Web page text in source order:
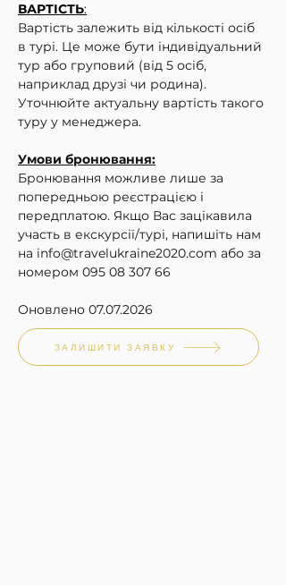
ВАРТІСТЬ:
Вартість залежить від кількості осіб
в турі. Це може бути індивідуальний
тур або груповий (від 5 осіб,
наприклад друзі чи родина).
Уточнюйте актуальну вартість такого
туру у менеджера.
Умови бронювання:
Бронювання можливе лише за
попередньою реєстрацією і
передплатою. Якщо Вас зацікавила
участь в екскурсії/турі, напишіть нам
на info@travelukraine2020.com або за
номером 095 08 307 66
Оновлено 07.07.2026
ЗАЛИШИТИ ЗАЯВКУ